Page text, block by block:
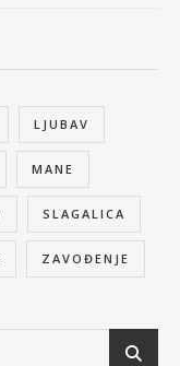
LJUBAV
MANE
SLAGALICA
ZAVOĐENJE